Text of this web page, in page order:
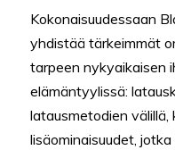
Kokonaisuudessaan
yhdistää tärkeimmät
tarpeen nykyaikaisen
elämäntyylissä:
latausmetodien
lisäominaisuudet,